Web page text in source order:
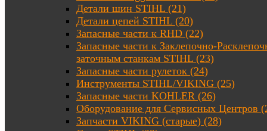
Детали шин STIHL (21)
Детали цепей STIHL (20)
Запасные части к RHD (22)
Запасные части к Заклепочно-
заточным станкам STIHL (23)
Запасные части рулеток (24)
Инструменты STIHL/VIKING (25)
Запасные части KOHLER (26)
Оборудование для Сервисных Центров
Запчасти VIKING (старые) (28)